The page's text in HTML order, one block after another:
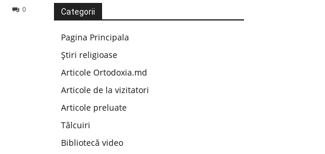
0 Categorii
Pagina Principala
Știri religioase
Articole Ortodoxia.md
Articole de la vizitatori
Articole preluate
Tâlcuiri
Bibliotecă video